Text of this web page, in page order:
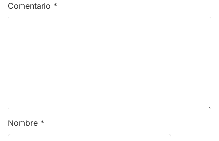
Comentario *
Nombre *